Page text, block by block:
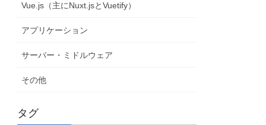
Vue.js（主にNuxt.jsとVuetify）
アプリケーション
サーバー・ミドルウェア
その他
タグ